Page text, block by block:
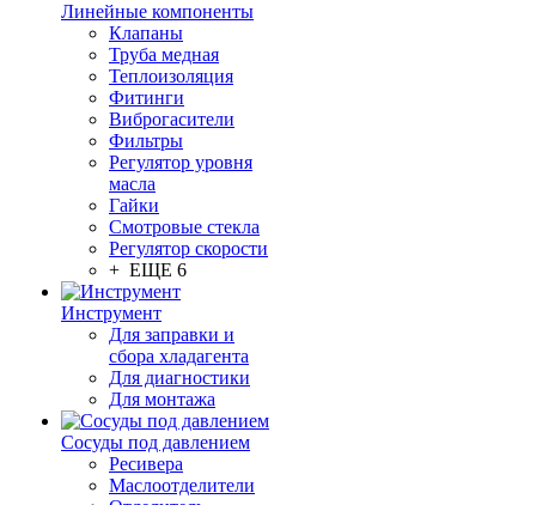
Линейные компоненты
Клапаны
Труба медная
Теплоизоляция
Фитинги
Виброгасители
Фильтры
Регулятор уровня
масла
Гайки
Смотровые стекла
Регулятор скорости
+ ЕЩЕ 6
Инструмент
Для заправки и
сбора хладагента
Для диагностики
Для монтажа
Сосуды под давлением
Ресивера
Маслоотделители